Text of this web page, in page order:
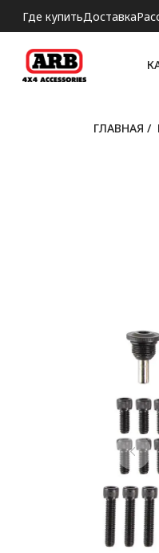
Где купитьДоставка
ГЛАВНАЯ /